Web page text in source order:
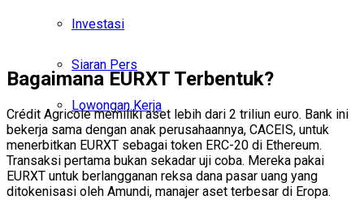
Investasi
Siaran Pers
Lowongan Kerja
Bagaimana EURXT Terbentuk?
Crédit Agricole memiliki aset lebih dari 2 triliun euro. Bank ini
bekerja sama dengan anak perusahaannya, CACEIS, untuk
menerbitkan EURXT sebagai token ERC-20 di Ethereum.
Transaksi pertama bukan sekadar uji coba. Mereka pakai
EURXT untuk berlangganan reksa dana pasar uang yang
ditokenisasi oleh Amundi, manajer aset terbesar di Eropa.